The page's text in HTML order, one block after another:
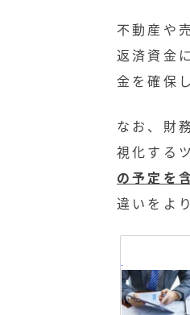
不動産や
返済資金
金を確保
なお、財
視化する
の予定を
違いをよ